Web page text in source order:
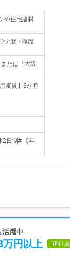
や住宅建材
学歴・職歴
たは「大阪
期間】3か月
2日制# 【年
躍中
万円以上 正社員